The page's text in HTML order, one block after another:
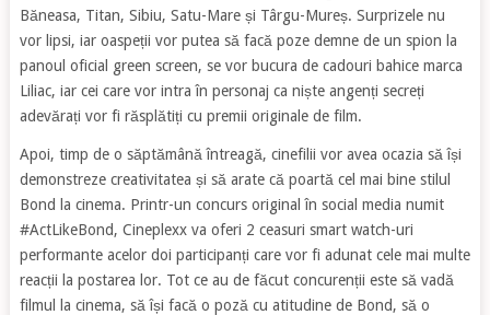
Băneasa, Titan, Sibiu, Satu-Mare și Târgu-Mureș. Surprizele nu
vor lipsi, iar oaspeții vor putea să facă poze demne de un spion la
panoul oficial green screen, se vor bucura de cadouri bahice marca
Liliac, iar cei care vor intra în personaj ca niște angenți secreți
adevărați vor fi răsplătiți cu premii originale de film.
Apoi, timp de o săptămână întreagă, cinefilii vor avea ocazia să își
demonstreze creativitatea și să arate că poartă cel mai bine stilul
Bond la cinema. Printr-un concurs original în social media numit
#ActLikeBond, Cineplexx va oferi 2 ceasuri smart watch-uri
performante acelor doi participanți care vor fi adunat cele mai multe
reacții la postarea lor. Tot ce au de făcut concurenții este să vadă
filmul la cinema, să își facă o poză cu atitudine de Bond, să o